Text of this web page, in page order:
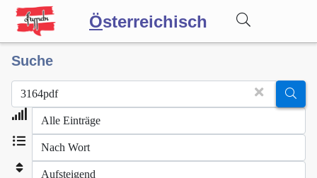
Österreichisch
Wörterbuch
Forum
Blog
Suche